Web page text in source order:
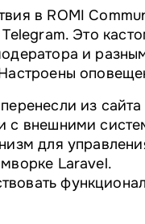
в ROMI
Это
и
из сайта
с внешними
для
Laravel.